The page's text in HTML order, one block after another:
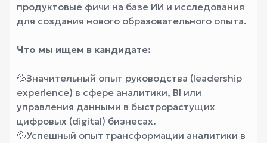
продуктовые фичи на базе ИИ и исследования
для создания нового образовательного опыта.
Что мы ищем в кандидате:
💦Значительный опыт руководства (leadership
experience) в сфере аналитики, BI или
управления данными в быстрорастущих
цифровых (digital) бизнесах.
💦Успешный опыт трансформации аналитики в